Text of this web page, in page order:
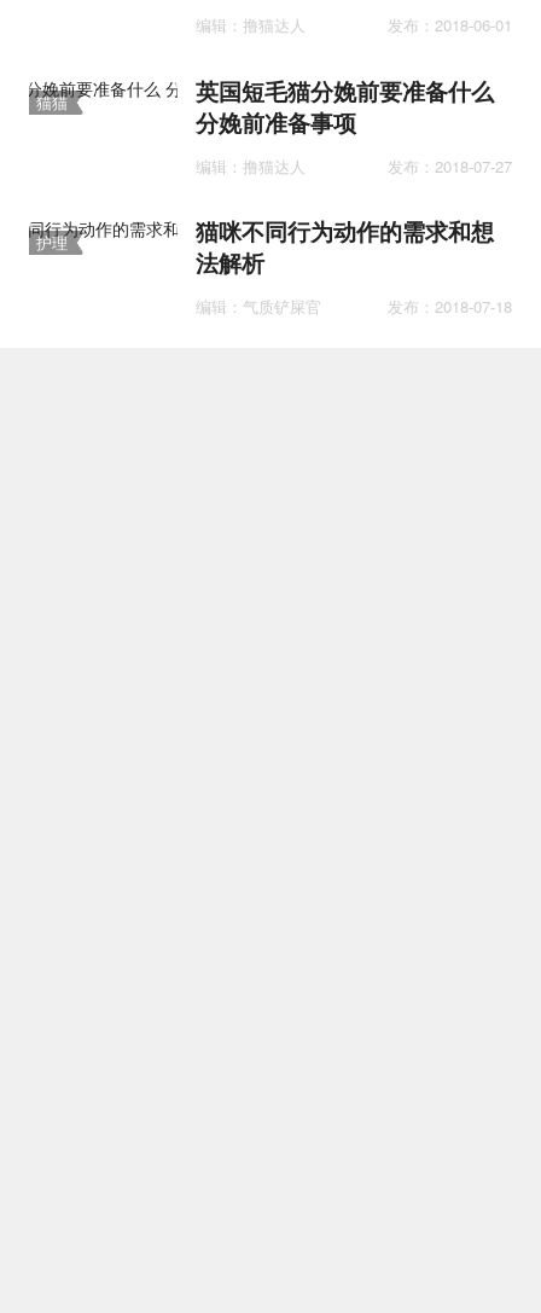
编辑：撸猫达人 发布：2018-06-01
猫猫
英国短毛猫分娩前要准备什么
分娩前准备事项
编辑：撸猫达人 发布：2018-07-27
护理
猫咪不同行为动作的需求和想
法解析
编辑：气质铲屎官 发布：2018-07-18